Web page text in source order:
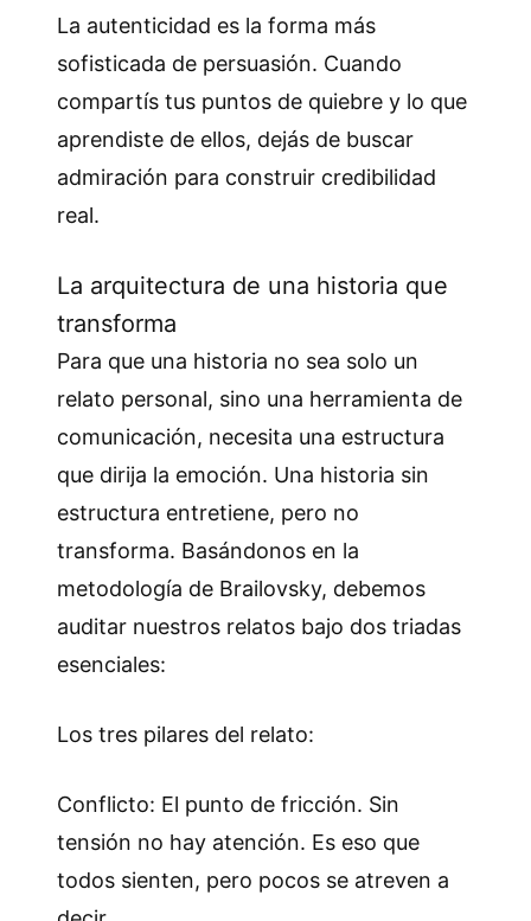
La autenticidad es la forma más
sofisticada de persuasión. Cuando
compartís tus puntos de quiebre y lo que
aprendiste de ellos, dejás de buscar
admiración para construir credibilidad
real.
La arquitectura de una historia que
transforma
Para que una historia no sea solo un
relato personal, sino una herramienta de
comunicación, necesita una estructura
que dirija la emoción. Una historia sin
estructura entretiene, pero no
transforma. Basándonos en la
metodología de Brailovsky, debemos
auditar nuestros relatos bajo dos triadas
esenciales:
Los tres pilares del relato:
Conflicto: El punto de fricción. Sin
tensión no hay atención. Es eso que
todos sienten, pero pocos se atreven a